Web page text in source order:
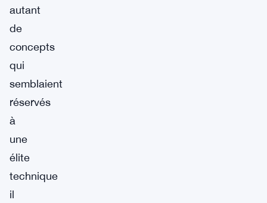
autant
de
concepts
qui
semblaient
réservés
à
une
élite
technique
il